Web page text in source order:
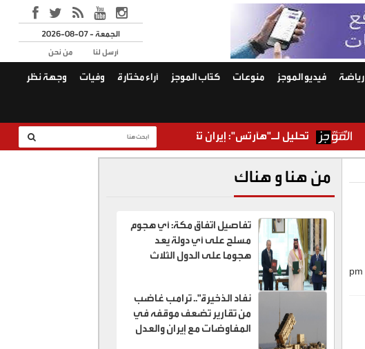
2026-08-07 - الجمعة
من نحن
أرسل لنا
رياضة فيديو الموجز منوعات كتّاب الموجز آراء مختارة وفيات وجهة نظر
تحليل لـ"هآرتس": إيران تقترب من السيطرة على هرمز من دون أن تضطر
من هنا و هناك
تفاصيل اتفاق مكة: أي هجوم
مسلح على أي دولة يعد
هجوما على الدول الثلاث
نفاد الذخيرة".. ترامب غاضب
من تقارير تضعف موقفه في
المفاوضات مع إيران والعدل